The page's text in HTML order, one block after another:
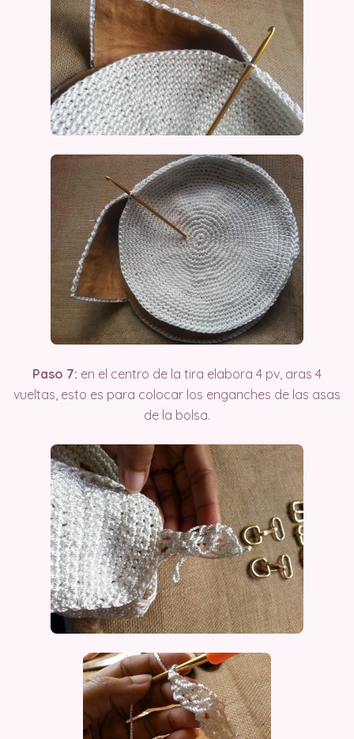
Paso 7: en el centro de la tira elabora 4 pv, aras 4
vueltas, esto es para colocar los enganches de las asas
de la bolsa.